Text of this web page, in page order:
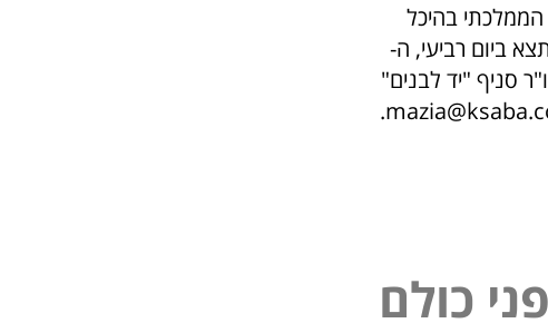
בהיכל
ביום רביעי, ה-
ליו"ר סניף "יד לבנים"
.
כ ולם